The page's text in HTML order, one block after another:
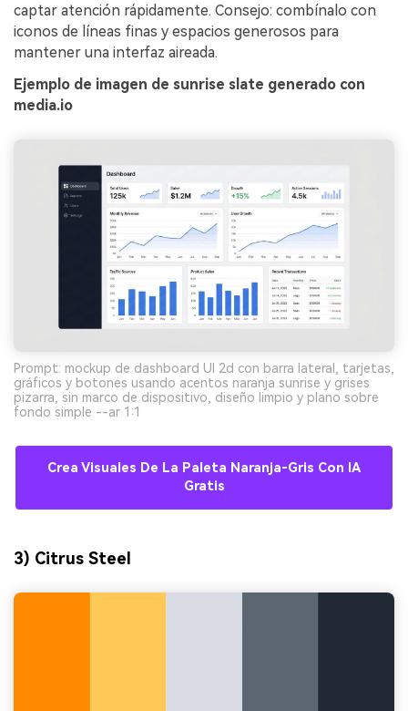
captar atención rápidamente. Consejo: combínalo con
iconos de líneas finas y espacios generosos para
mantener una interfaz aireada.
Ejemplo de imagen de sunrise slate generado con
media.io
Prompt: mockup de dashboard UI 2d con barra lateral, tarjetas,
gráficos y botones usando acentos naranja sunrise y grises
pizarra, sin marco de dispositivo, diseño limpio y plano sobre
fondo simple --ar 1:1
Crea Visuales De La Paleta Naranja-Gris Con IA
Gratis
3) Citrus Steel